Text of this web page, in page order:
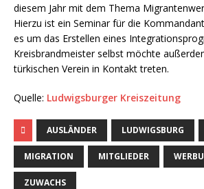
diesem Jahr mit dem Thema
Hierzu ist ein Seminar für die
es um das Erstellen eines
Kreisbrandmeister selbst möchte
türkischen Verein in Kontakt treten.
Quelle: Ludwigsburger Kreiszeitung
AUSLÄNDER LUDWIGSBURG
MIGRATION MITGLIEDER
ZUWACHS